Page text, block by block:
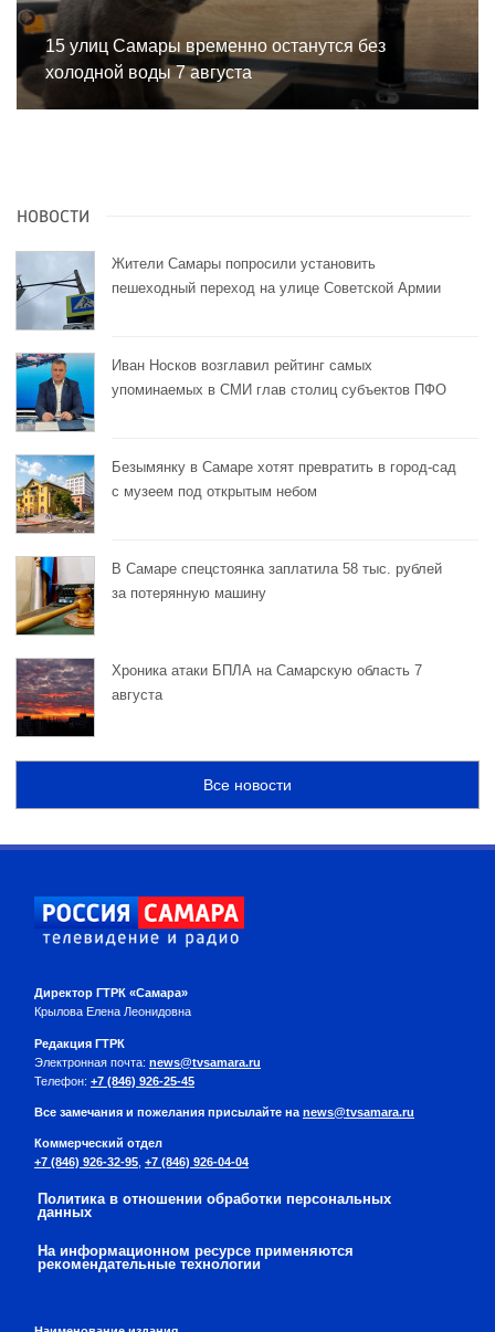
15 улиц Самары временно останутся без
холодной воды 7 августа
НОВОСТИ
Жители Самары попросили установить
пешеходный переход на улице Советской Армии
Иван Носков возглавил рейтинг самых
упоминаемых в СМИ глав столиц субъектов ПФО
Безымянку в Самаре хотят превратить в город-сад
с музеем под открытым небом
В Самаре спецстоянка заплатила 58 тыс. рублей
за потерянную машину
Хроника атаки БПЛА на Самарскую область 7
августа
Все новости
Директор ГТРК «Самара»
Крылова Елена Леонидовна
Редакция ГТРК
Электронная почта: news@tvsamara.ru
Телефон: +7 (846) 926-25-45
Все замечания и пожелания присылайте на news@tvsamara.ru
Коммерческий отдел
+7 (846) 926-32-95 +7 (846) 926-04-04
Политика в отношении обработки персональных
данных
На информационном ресурсе применяются
рекомендательные технологии